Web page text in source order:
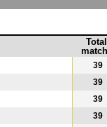
Total
39
39
39
39